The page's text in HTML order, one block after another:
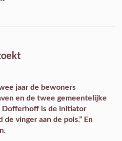
jaar de bewoners
en de twee gemeentelijke
Dofferhoff is de initiator
de vinger aan de pols.” En